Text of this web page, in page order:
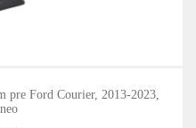
pre Ford Courier, 2013-2023,